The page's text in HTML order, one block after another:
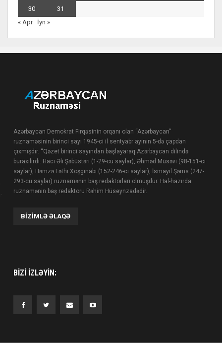
30
31
« Apr
İyn »
Azərbaycan Demokrat Firqəsinin orqanı olan “Azərbaycan”
ruznaməsinin birinci sayı 1945-ci il sentyabr ayının 5-də çapdan
çıxmışdır. “Qəzet birinci sayından başlayaraq Azərbaycan dilində
buraxılırdı. Hacı Əli Şəbüstəri (1-29-cu saylar), Əhməd Müsəvi (98-151-ci
saylar), Həmzə Fəthi Xoşginabi (152-246-cı saylar), İsmayıl Şəms (247-
293-cü saylar) ruznamənin baş redaktorları olmuşdur. Hal-hazırda
ruznamənin baş redaktoru Rəhim Hüseynzadədir.
BIZIMLƏ ƏLAQƏ
BIZI IZLƏYIN: